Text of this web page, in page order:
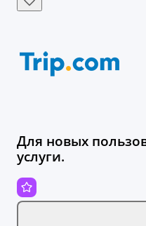
Для новых
услуги.